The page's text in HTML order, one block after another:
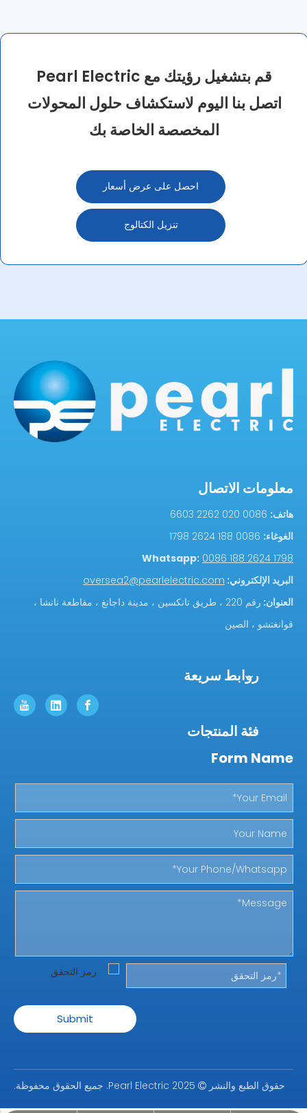
قم بتشغيل رؤيتك مع Pearl Electric
اتصل بنا اليوم لاستكشاف حلول المحولات
المخصصة الخاصة بك
احصل على عرض أسعار
تنزيل الكتالوج
معلومات الاتصال
هاتف:
الغوغاء:
Whatsapp: 0086 188 2624 1798
البريد الإلكتروني: oversea2@pearlelectric.com
العنوان:
رقم 220 ، طريق تانكسين ، مدينة داجانغ ، مقاطعة نانشا ،
قوانغتشو ، الصين
روابط سريعة
فئة المنتجات
Form Name
Submit
حقوق الطبع والنشر 